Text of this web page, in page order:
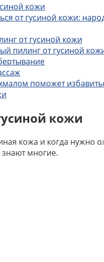
кожи
от гусиной кожи:
от гусиной кожи
пилинг от гусиной
поможет
кожи
кожа и когда нужно
многие.